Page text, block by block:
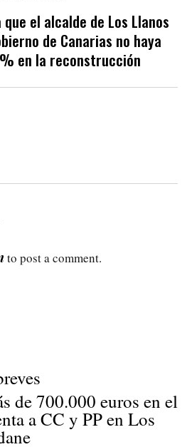
el alcalde de Los Llanos
de Canarias no haya
en la reconstrucción
to post a comment.
de 700.000 euros en el
a CC y PP en Los